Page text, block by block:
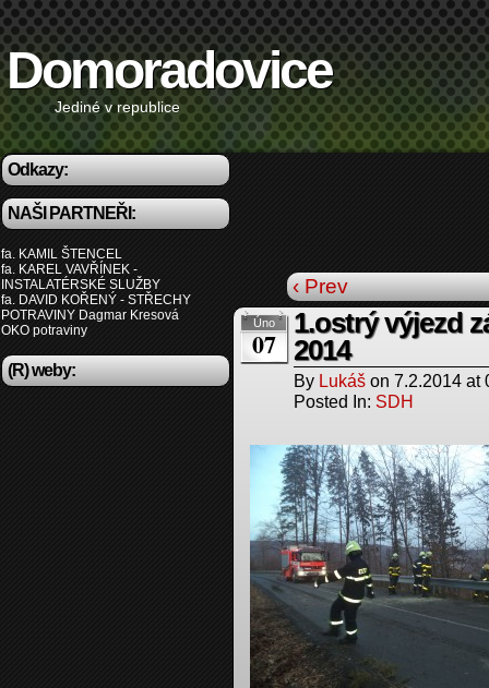
Domoradovice
Jediné v republice
Odkazy:
NAŠI PARTNEŘI:
fa. KAMIL ŠTENCEL
fa. KAREL VAVŘÍNEK -
INSTALATÉRSKÉ SLUŽBY
fa. DAVID KOŘENÝ - STŘECHY
POTRAVINY Dagmar Kresová
OKO potraviny
(R) weby:
‹ Prev
Úno
07
1.ostrý výjezd
2014
By Lukáš on 7.2.2014 at
Posted In: SDH